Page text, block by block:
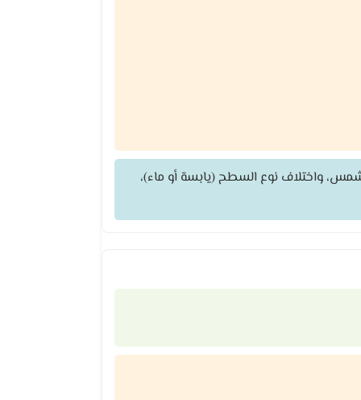
واختلاف نوع السطح (يابسة أو ماء)،